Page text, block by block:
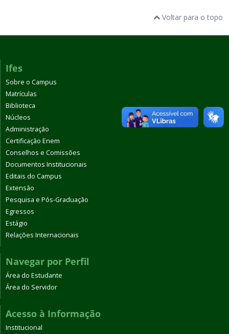
Voltar para o topo
Ifes
Sobre o Campus
Matrículas
Biblioteca
Núcleos
Administração
Certificação Enem
Conselhos e Comissões
Documentos Institucionais
Editais do Campus
Extensão
Pesquisa e Pós-Graduação
Egressos
Estágio
Relações Internacionais
Navegar por Perfil
Área do Estudante
Área do Servidor
Acesso à Informação
Institucional